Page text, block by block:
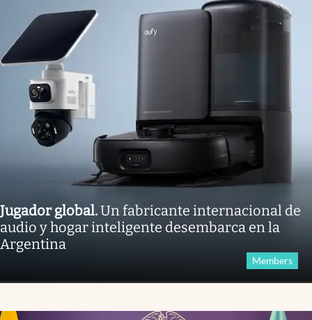
Jugador global.Un fabricante internacional de
audio y hogar inteligente desembarca en la
Argentina
Members